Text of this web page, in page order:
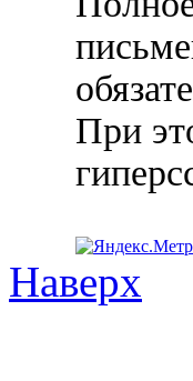
При
Наверх